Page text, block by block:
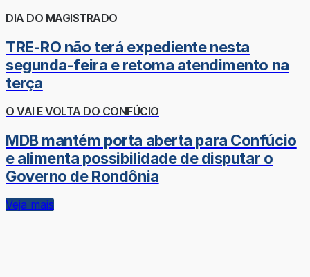
DIA DO MAGISTRADO
TRE-RO não terá expediente nesta
segunda-feira e retoma atendimento na
terça
O VAI E VOLTA DO CONFÚCIO
MDB mantém porta aberta para Confúcio
e alimenta possibilidade de disputar o
Governo de Rondônia
Veja mais